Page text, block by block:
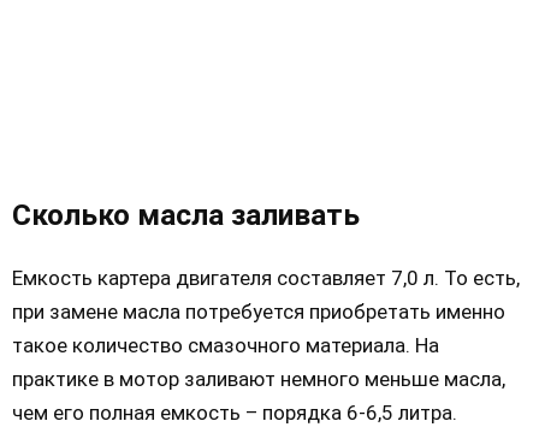
Сколько масла заливать
Емкость картера двигателя составляет 7,0 л. То есть,
при замене масла потребуется приобретать именно
такое количество смазочного материала. На
практике в мотор заливают немного меньше масла,
чем его полная емкость – порядка 6-6,5 литра.